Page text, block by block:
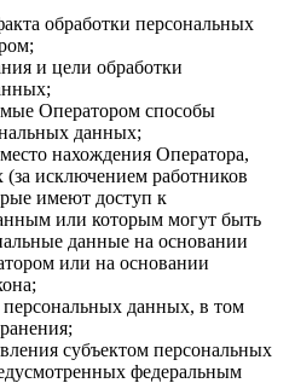
обработки персональных
и цели обработки
Оператором способы
данных;
нахождения Оператора,
(за исключением работников
имеют доступ к
или которым могут быть
данные на основании
или на основании
персональных данных, в том
субъектом персональных
федеральным